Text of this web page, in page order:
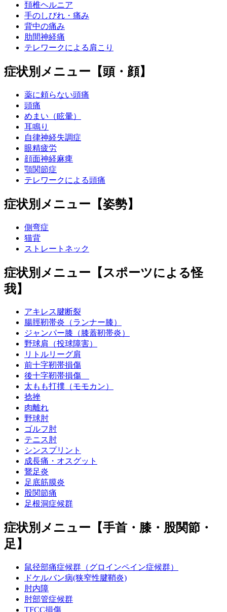
頚椎ヘルニア
手のしびれ・痛み
背中の痛み
肋間神経痛
テレワークによる肩こり
症状別メニュー【頭・顔】
薬に頼らない頭痛
頭痛
めまい（眩暈）
耳鳴り
自律神経失調症
眼精疲労
顔面神経麻痺
顎関節症
テレワークによる頭痛
症状別メニュー【姿勢】
側弯症
猫背
ストレートネック
症状別メニュー【スポーツによる怪
我】
アキレス腱断裂
腸脛靭帯炎（ランナー膝）
ジャンパー膝（膝蓋靭帯炎）
野球肩（投球障害）
リトルリーグ肩
前十字靭帯損傷
後十字靭帯損傷
太もも打撲（モモカン）
捻挫
肉離れ
野球肘
ゴルフ肘
テニス肘
シンスプリント
成長痛・オスグット
鵞足炎
足底筋膜炎
股関節痛
足根洞症候群
症状別メニュー【手首・膝・股関節・
足】
鼠径部痛症候群（グロインペイン症候群）
ドケルバン病(狭窄性腱鞘炎)
肘内障
肘部管症候群
TFCC損傷